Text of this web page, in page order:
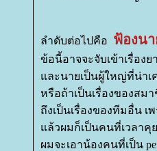
ลำดับต่อไปคือ ฟ้องน
ข้อนี้อาจจะจับเข้าเรื่อง
ละนายเป็นผู้ใหญ่ที่น่าเค
หรือถ้าเป็นเรื่องของสม
ถึงเป็นเรื่องของทีมอื่น
ล้วผมก็เป็นคนที่เวลาคุย
ผมจะเอาน้องคนที่เป็น